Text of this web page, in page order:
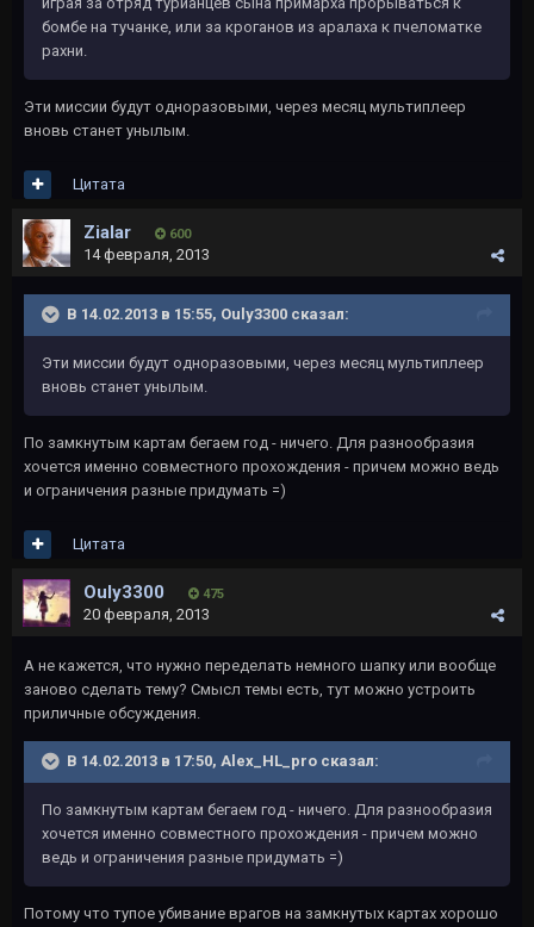
бомбе на тучанке, или за кроганов из аралаха к пчеломатке
рахни.
Эти миссии будут одноразовыми, через месяц мультиплеер
вновь станет унылым.
Цитата
Zialar 600
14 февраля, 2013
В 14.02.2013 в 15:55, Ouly3300 сказал:
Эти миссии будут одноразовыми, через месяц мультиплеер
вновь станет унылым.
По замкнутым картам бегаем год - ничего. Для разнообразия
хочется именно совместного прохождения - причем можно ведь
и ограничения разные придумать =)
Цитата
Ouly3300 475
20 февраля, 2013
А не кажется, что нужно переделать немного шапку или вообще
заново сделать тему? Смысл темы есть, тут можно устроить
приличные обсуждения.
В 14.02.2013 в 17:50, Alex_HL_pro сказал:
По замкнутым картам бегаем год - ничего. Для разнообразия
хочется именно совместного прохождения - причем можно
ведь и ограничения разные придумать =)
Потому что тупое убивание врагов на замкнутых картах хорошо